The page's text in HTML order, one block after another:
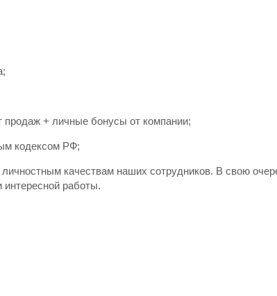
продаж + личные бонусы от компании;
кодексом РФ;
качествам наших сотрудников. В свою
интересной работы.